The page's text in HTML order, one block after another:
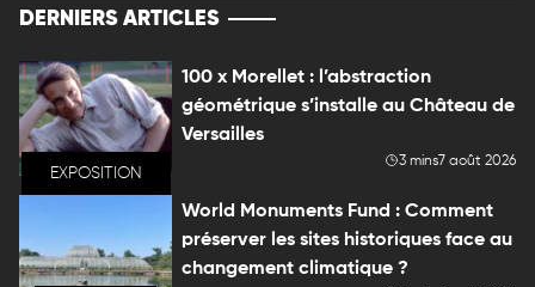
DERNIERS ARTICLES
EXPOSITION
100 x Morellet : l’abstraction
géométrique s’installe au Château de
Versailles
3 mins7 août 2026
World Monuments Fund : Comment
préserver les sites historiques face au
changement climatique ?